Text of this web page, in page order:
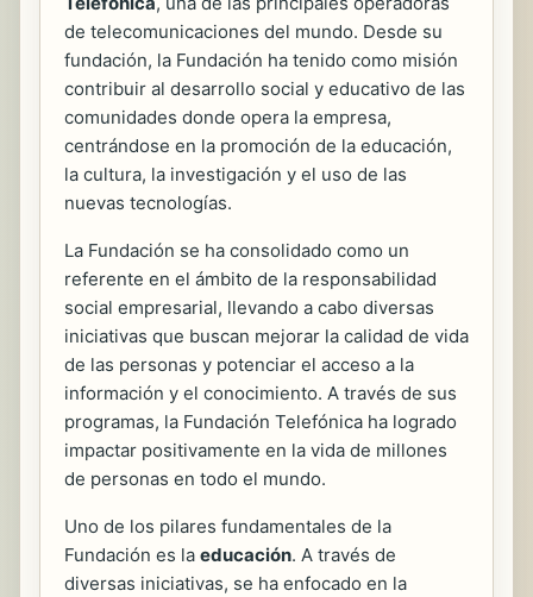
de telecomunicaciones del mundo. Desde su
fundación, la Fundación ha tenido como misión
contribuir al desarrollo social y educativo de las
comunidades donde opera la empresa,
centrándose en la promoción de la educación,
la cultura, la investigación y el uso de las
nuevas tecnologías.
La Fundación se ha consolidado como un
referente en el ámbito de la responsabilidad
social empresarial, llevando a cabo diversas
iniciativas que buscan mejorar la calidad de vida
de las personas y potenciar el acceso a la
información y el conocimiento. A través de sus
programas, la Fundación Telefónica ha logrado
impactar positivamente en la vida de millones
de personas en todo el mundo.
Uno de los pilares fundamentales de la
Fundación es la educación. A través de
diversas iniciativas, se ha enfocado en la